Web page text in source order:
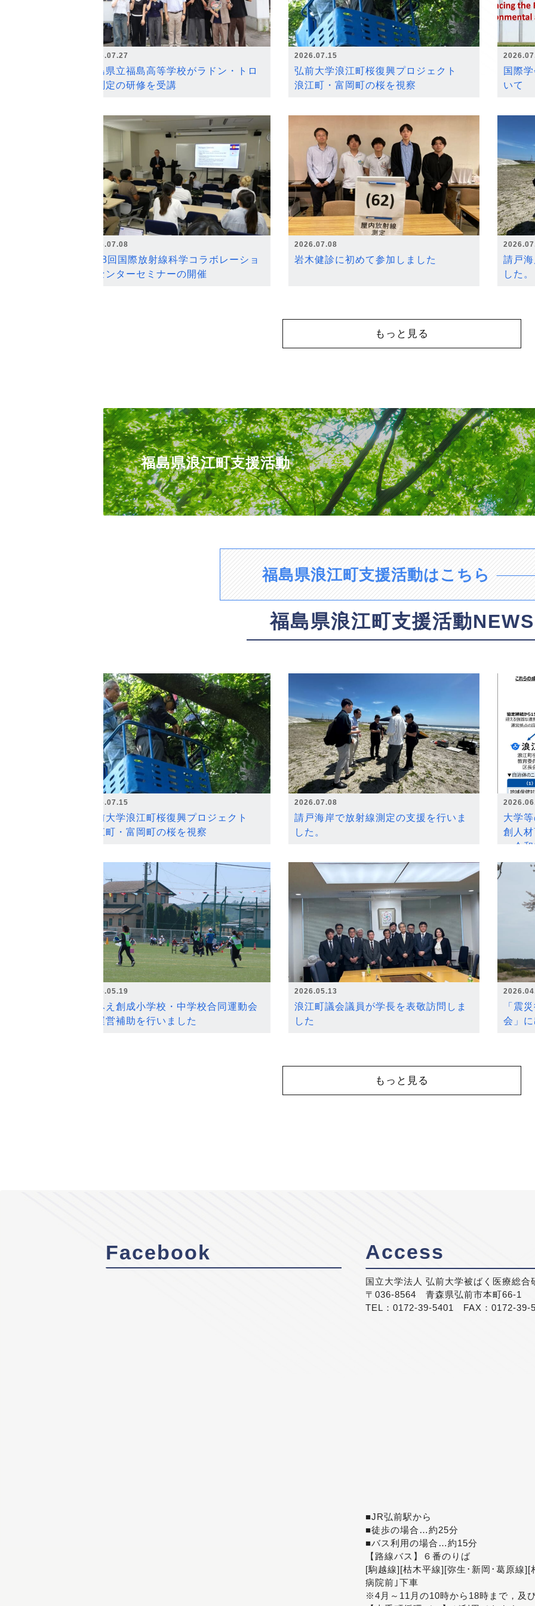
2026.07.27
福島県立福島高等学校がラドン・トロ
ン測定の研修を受講
2026.07.15
弘前大学浪江町桜復興プロジェクト
浪江町・富岡町の桜を視察
国際
いて
2026.07.08
第18回国際放射線科学コラボレーショ
ンセンターセミナーの開催
2026.07.08
岩木健診に初めて参加しました
請戸
した。
もっと見る
福島県浪江町支援活動
福島県浪江町支援活動はこちら
福島県浪江町支援活動NEWS
2026.07.15
弘前大学浪江町桜復興プロジェクト
浪江町・富岡町の桜を視察
2026.07.08
請戸海岸で放射線測定の支援を行いま
した。
大学
創人
～令
2026.05.19
なみえ創成小学校・中学校合同運動会
の運営補助を行いました
2026.05.13
浪江町議会議員が学長を表敬訪問しま
した
「震
会」
もっと見る
Facebook Access
国立大学法人 弘前大学被ばく医療総合
〒036-8564 青森県弘前市本町66-1
TEL：0172-39-5401 FAX：0172-39-
■JR弘前駅から
■徒歩の場合…約25分
■バス利用の場合…約15分
【路線バス】６番のりば
[駒越線][枯木平線][弥生･新岡･葛原線
病院前｣下車
※4月～11月の10時から18時まで，及